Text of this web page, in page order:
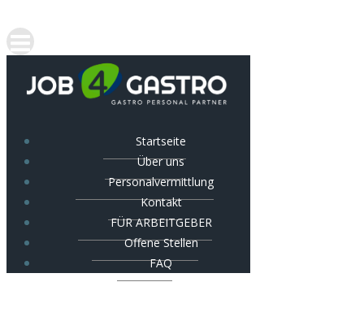
Startseite
Über uns
Personalvermittlung
Kontakt
FÜR ARBEITGEBER
Offene Stellen
FAQ